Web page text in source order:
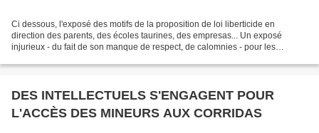
Ci dessous, l'exposé des motifs de la proposition de loi liberticide en
direction des parents, des écoles taurines, des empresas... Un exposé
injurieux - du fait de son manque de respect, de calomnies - pour les
DES INTELLECTUELS S'ENGAGENT POUR
L'ACCÈS DES MINEURS AUX CORRIDAS